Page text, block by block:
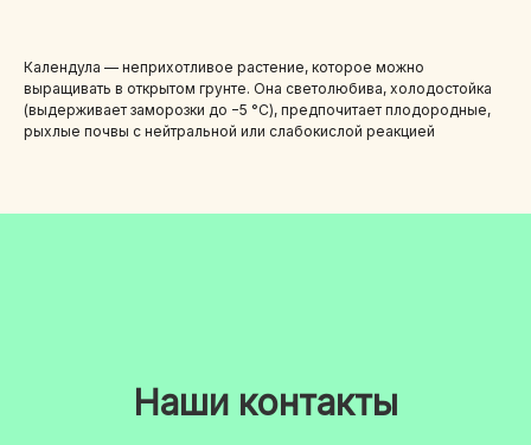
Календула — неприхотливое растение, которое можно
выращивать в открытом грунте. Она светолюбива, холодостойка
(выдерживает заморозки до −5 °C), предпочитает плодородные,
рыхлые почвы с нейтральной или слабокислой реакцией
Наши контакты